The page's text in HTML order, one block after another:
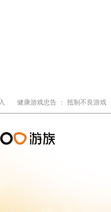
健康游戏忠告 ： 抵制不良游戏